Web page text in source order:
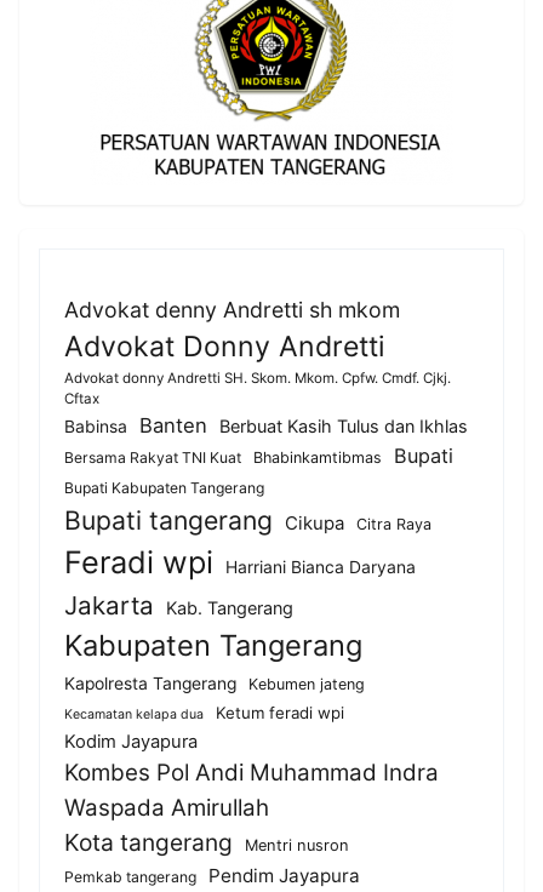
Advokat denny Andretti sh mkom
Advokat Donny Andretti
Advokat donny Andretti SH. Skom. Mkom. Cpfw. Cmdf. Cjkj.
Cftax
Babinsa Banten Berbuat Kasih Tulus dan Ikhlas
Bersama Rakyat TNI Kuat Bhabinkamtibmas Bupati
Bupati Kabupaten Tangerang
Bupati tangerang Cikupa Citra Raya
Feradi wpi Harriani Bianca Daryana
Jakarta Kab. Tangerang
Kabupaten Tangerang
Kapolresta Tangerang Kebumen jateng
Kecamatan kelapa dua Ketum feradi wpi
Kodim Jayapura
Kombes Pol Andi Muhammad Indra
Waspada Amirullah
Kota tangerang
Mentri nusron
Pemkab tangerang
Pendim Jayapura